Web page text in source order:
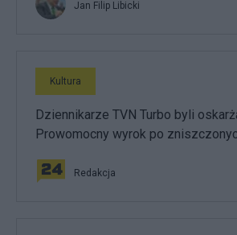
Jan Filip Libicki
Kultura
Dziennikarze TVN Turbo byli
Prowomocny wyrok po
Redakcja